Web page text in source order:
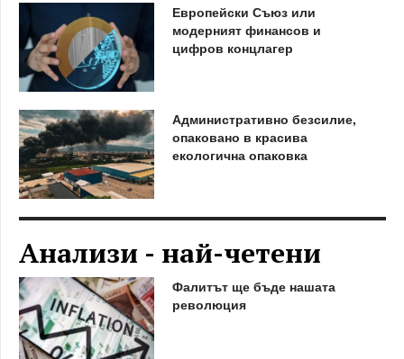
Европейски Съюз или
модерният финансов и
цифров концлагер
Административно безсилие,
опаковано в красива
екологична опаковка
Анализи - най-четени
Фалитът ще бъде нашата
революция